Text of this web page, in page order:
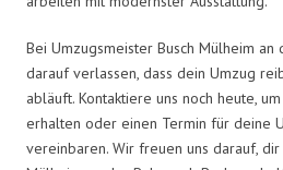
Bei Umzugsmeister Busch Mülheim an
darauf verlassen, dass dein Umzug
abläuft. Kontaktiere uns noch heute,
erhalten oder einen Termin für deine
vereinbaren. Wir freuen uns darauf,